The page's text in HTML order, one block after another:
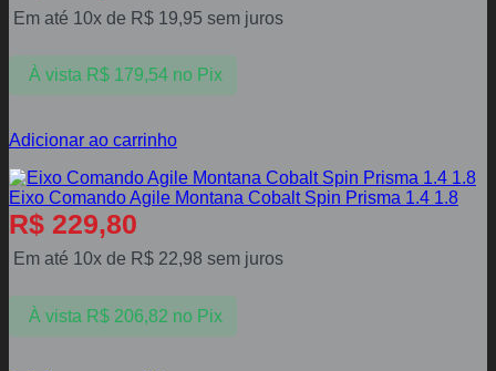
Em até 10x de R$ 19,95 sem juros
À vista R$179,54 no Pix
Adicionar ao carrinho
Eixo Comando Agile Montana Cobalt Spin Prisma 1.4 1.8
R$ 229,80
Em até 10x de R$ 22,98 sem juros
À vista R$206,82 no Pix